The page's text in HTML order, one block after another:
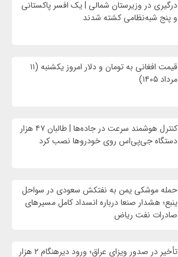
درگیری در وزیرستان شمالی | یک افسر پاکستانی
و پنج شبه‌نظامی کشته شدند
قیمت افغانی به تومان و دلار امروز یکشنبه (۱۱
مرداد ۱۴۰۵)
کنترل هوشمند سرعت در جاده‌ها | طالبان ۴۷ هزار
دستگاه جی‌پی‌اس روی خودروها نصب کرد
حمله موشکی یمن به نفتکش سعودی در سواحل
ینبع؛ هشدار صنعا درباره انسداد کامل مسیرهای
صادرات نفت ریاض
تأخیر در صدور ویزای عراق؛ ورود دیرهنگام ۲ هزار